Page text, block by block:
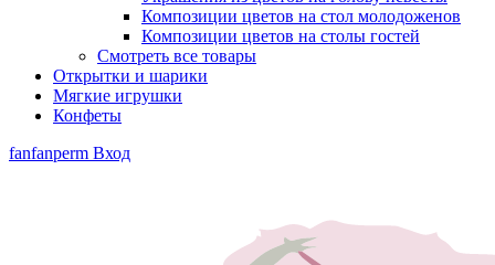
Композиции цветов на стол молодоженов
Композиции цветов на столы гостей
Смотреть все товары
Открытки и шарики
Мягкие игрушки
Конфеты
fanfanperm Вход